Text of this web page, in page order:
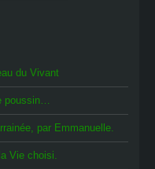
du Vivant
poussin…
par Emmanuelle.
Vie choisi.